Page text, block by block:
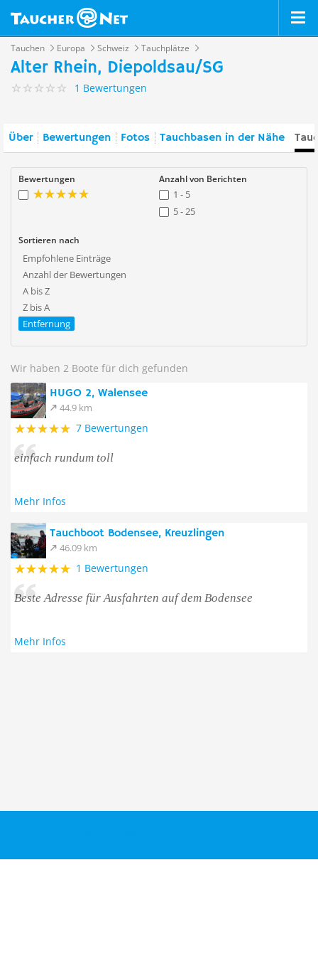
Tauchen Europa Schweiz Tauchplätze
Alter Rhein, Diepoldsau/SG
1 Bewertungen
Über Bewertungen Fotos Tauchbasen in der Nähe
Bewertungen Anzahl von Berichten
1 - 5
5 - 25
Sortieren nach
Empfohlene Einträge
Anzahl der Bewertungen
A bis Z
Z bis A
Entfernung
Wir haben 2 Boote für dich gefunden
HUGO 2, Walensee
44.9 km
7 Bewertungen
einfach rundum toll
Mehr Infos
Tauchboot Bodensee, Kreuzlingen
46.09 km
1 Bewertungen
Beste Adresse für Ausfahrten auf dem Bodensee
Mehr Infos